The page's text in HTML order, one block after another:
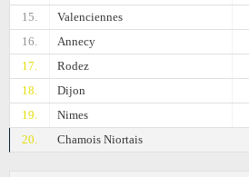
15.
Valenciennes
16.
Annecy
17.
Rodez
18.
Dijon
19.
Nimes
20.
Chamois Niortais